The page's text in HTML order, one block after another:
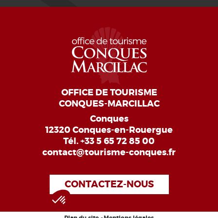
OFFICE DE TOURISME
CONQUES-MARCILLAC
Conques
12320 Conques-en-Rouergue
Tél.+33 5 65 72 85 00
contact@tourisme-conques.fr
CONTACTEZ-NOUS